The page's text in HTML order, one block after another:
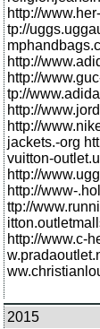
http://
tp://
http://
http://
tp://
http://
http://
jackets.-org
vuitton-
http://
http://www-
ttp://
http://www.c-
2015